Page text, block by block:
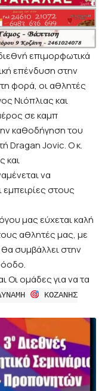
επιμορφωτικά
επένδυση στην
φορά, οι αθλητές
Νιόπλιας και
σε καμπ
καθοδήγηση του
Dragan Jovic. Ο κ.
και
να
στους
μας εύχεται καλή
αθλητές μας, με
συμβάλλει στην
Οι ομάδες για να τα
ΚΟΖΑΝΗΣ